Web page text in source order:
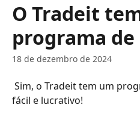
O Tradeit
programa
18 de dezembro de 2024
fácil e lucrativo!